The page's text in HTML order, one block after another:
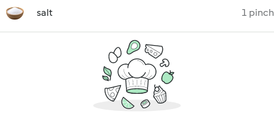
salt 1 pinch